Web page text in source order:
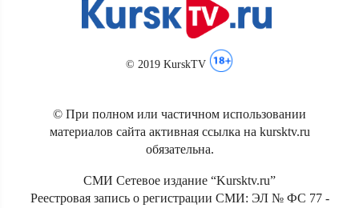
© 2019 KurskTV
© При полном или частичном использовании
материалов сайта активная ссылка на kursktv.ru
обязательна.
СМИ Сетевое издание “Kursktv.ru”
Реестровая запись о регистрации СМИ: ЭЛ № ФС 77 -